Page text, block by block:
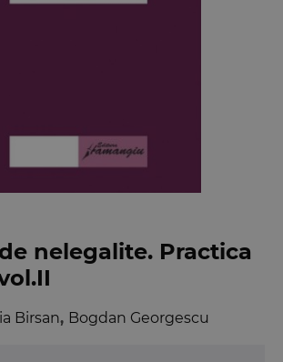
nelegalite. Practica
Birsan, Bogdan Georgescu